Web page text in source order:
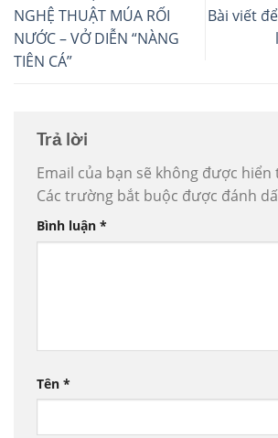
NGHỆ THUẬT MÚA RỐI
NƯỚC – VỞ DIỄN “NÀNG
TIÊN CÁ”
Bài viết
Trả lời
Email của bạn sẽ không được hiển
Các trường bắt buộc được đánh
Bình luận *
Tên *